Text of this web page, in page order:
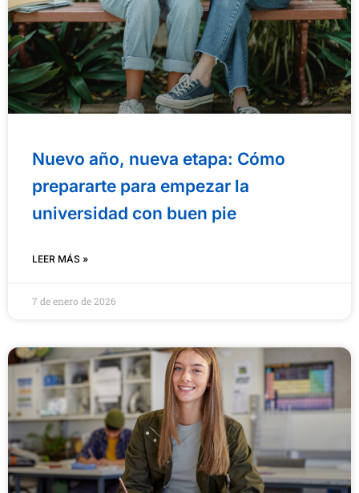
Nuevo año, nueva etapa: Cómo
prepararte para empezar la
universidad con buen pie
LEER MÁS »
7 de enero de 2026